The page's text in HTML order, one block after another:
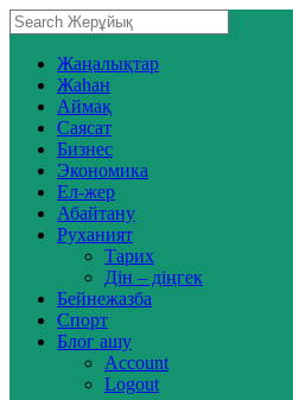
Жаңалықтар
Жаһан
Аймақ
Саясат
Бизнес
Экономика
Ел-жер
Абайтану
Руханият
Тарих
Дін – діңгек
Бейнежазба
Спорт
Блог ашу
Account
Logout